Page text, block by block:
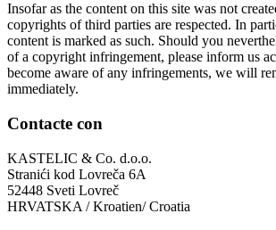
Insofar as the content on this site was not
copyrights of third parties are respected. In
content is marked as such. Should you
of a copyright infringement, please inform us
become aware of any infringements, we will
immediately.
Contacte con
KASTELIC & Co. d.o.o.
Stranići kod Lovreča 6A
52448 Sveti Lovreč
HRVATSKA / Kroatien/ Croatia